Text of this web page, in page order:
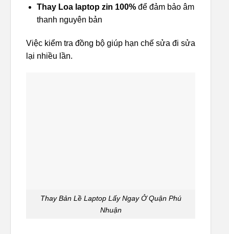
Thay Loa laptop zin 100%để đảm bảo âm
thanh nguyên bản
Việc kiểm tra đồng bộ giúp hạn chế sửa đi sửa
lại nhiều lần.
Thay Bản Lề Laptop Lấy Ngay Ở Quận Phú
Nhuận